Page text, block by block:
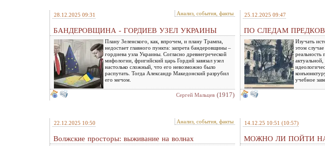
28.12.2025 09:31 Анализ, события, факты
БАНДЕРОВЩИНА - ГОРДИЕВ УЗЕЛ УКРАИНЫ
Плану Зеленского, как, впрочем, и плану Трампа,
недостает главного пункта: запрета бандеровщины –
гордиева узла Украины. Согласно древнегреческой
мифологии, фригийский царь Гордий завязал узел
настолько сложный, что его невозможно было
распутать. Тогда Александр Македонский разрубил
его мечом.
Сергей Мальцев (1917)
25.12.2025 09:47
ПО СЛЕДАМ ПРЕДКОВ
Изучать
этом
реальность
учебное
22.12.2025 10:50 Анализ, события, факты
Волжские просторы: выживание на волнах
14.12.25 10:51 (10:57)
МОЖНО ЛИ ПОЙТИ